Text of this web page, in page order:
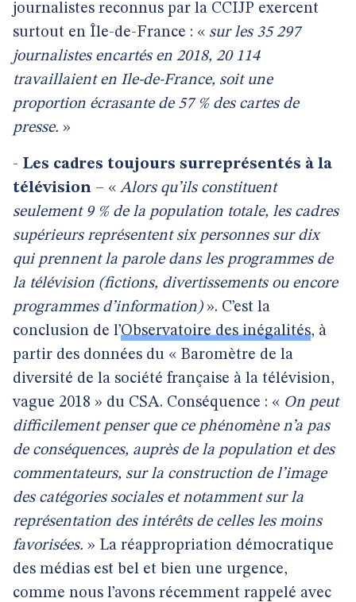
journalistes reconnus par la CCIJP exercent
surtout en Île-de-France : « sur les 35 297
journalistes encartés en 2018, 20 114
travaillaient en Ile-de-France, soit une
proportion écrasante de 57 % des cartes de
presse. »
- Les cadres toujours surreprésentés à la
télévision – « Alors qu’ils constituent
seulement 9 % de la population totale, les cadres
supérieurs représentent six personnes sur dix
qui prennent la parole dans les programmes de
la télévision (fictions, divertissements ou encore
programmes d’information)». C’est la
conclusion de l’Observatoire des inégalités, à
partir des données du « Baromètre de la
diversité de la société française à la télévision,
vague 2018 » du CSA. Conséquence : « On peut
difficilement penser que ce phénomène n’a pas
de conséquences, auprès de la population et des
commentateurs, sur la construction de l’image
des catégories sociales et notamment sur la
représentation des intérêts de celles les moins
favorisées. » La réappropriation démocratique
des médias est bel et bien une urgence,
comme nous l’avons récemment rappelé avec